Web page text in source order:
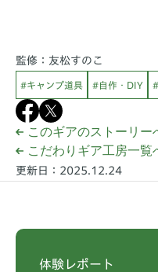
監修：友松すのこ
#キャンプ道具 #自作・DIY
このギアのストーリー
こだわりギア工房一覧
更新日：2025.12.24
体験レポート